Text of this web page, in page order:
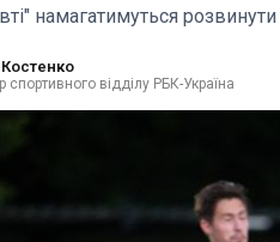
намагатимуться розвинути
спортивного відділу РБК-Україна